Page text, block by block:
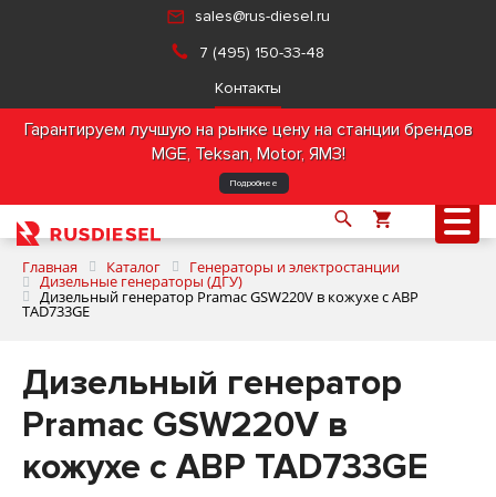
sales@rus-diesel.ru
7 (495) 150-33-48
Контакты
Гарантируем лучшую на рынке цену на станции брендов
MGE, Teksan, Motor, ЯМЗ!
Подробнее
Продукция
Главная Каталог Генераторы и электростанции
Дизельные генераторы (ДГУ)
Дизельный генератор Pramac GSW220V в кожухе с АВР
TAD733GE
Дизельный генератор
Pramac GSW220V в
кожухе с АВР TAD733GE